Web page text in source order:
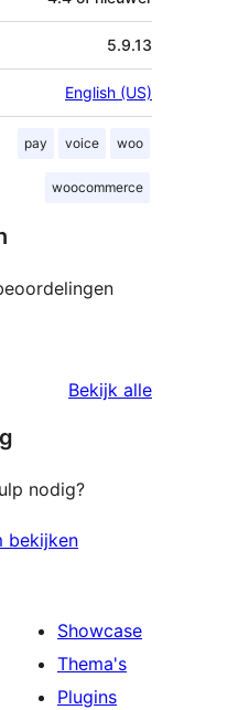
5.9.13
English (US)
pay voice woo
woocommerce
Bekijk alle
nodig?
bekijken
Showcase
Thema's
Plugins